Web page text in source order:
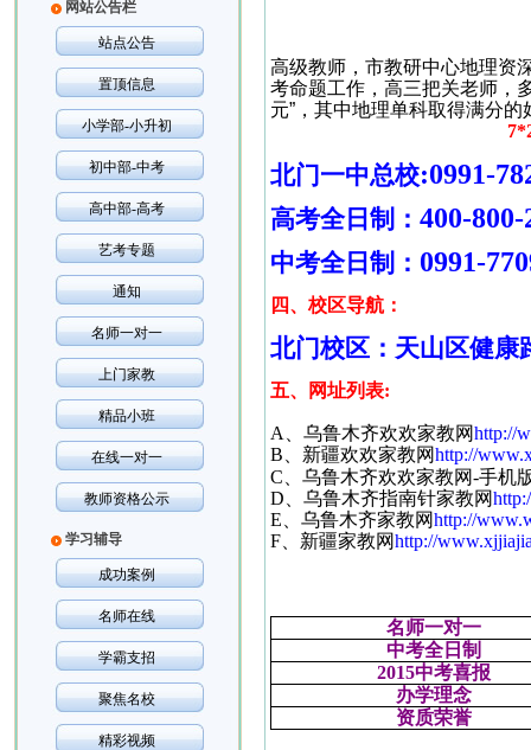
网站公告栏
站点公告
置顶信息
小学部-小升初
初中部-中考
高中部-高考
艺考专题
通知
名师一对一
上门家教
精品小班
在线一对一
教师资格公示
学习辅导
成功案例
名师在线
学霸支招
聚焦名校
精彩视频
高级教师，市教研中心地理资
考命题工作，高三把关老师，
元” ，其中地理单科取得满分
北门一中总校:0991-
高考全日制： 400-800-
中考全日制： 0991-
四、校区导航：
北门校区：天山区健康
五、网址列表:
A 、乌鲁木齐欢欢家教网http://
B 、新疆欢欢家教网http://
C 、乌鲁木齐欢欢家教网-手机
D 、乌鲁木齐指南针家教网
E 、乌鲁木齐家教网http://
F 、新疆家教网http://
名师一对一
中考全日制
2015中考喜报
办学理念
资质荣誉